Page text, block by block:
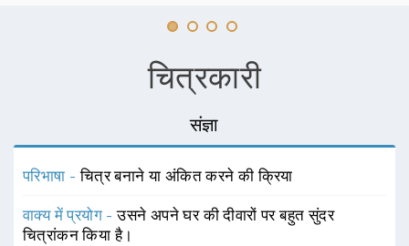
चित्रकारी
संज्ञा
परिभाषा -चित्र बनाने या अंकित करने की क्रिया
वाक्य में प्रयोग -उसने अपने घर की दीवारों पर बहुत सुंदर
चित्रांकन किया है।